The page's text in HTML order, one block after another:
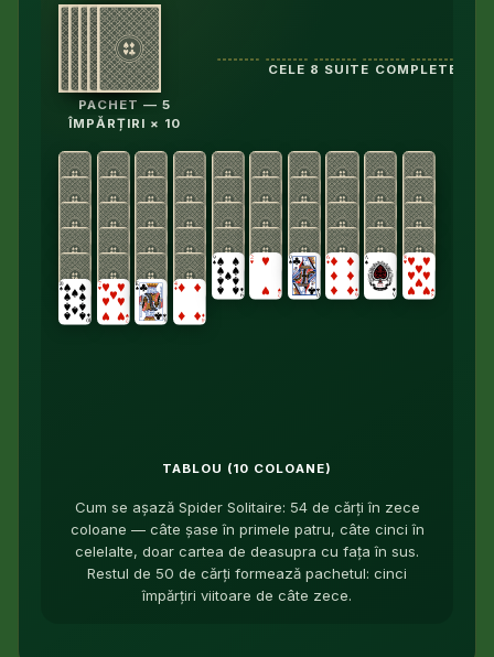
PACHET — 5
ÎMPĂRȚIRI × 10
CELE 8 SUITE COMPLETE
TABLOU (10 COLOANE)
Cum se așază Spider Solitaire: 54 de cărți în zece
coloane — câte șase în primele patru, câte cinci în
celelalte, doar cartea de deasupra cu fața în sus.
Restul de 50 de cărți formează pachetul: cinci
împărțiri viitoare de câte zece.